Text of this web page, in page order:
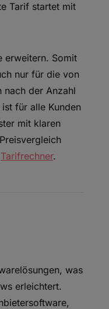
Tarif startet mit
erweitern. Somit
nur für die von
nach der Anzahl
für alle Kunden
mit klaren
Tarifrechner.
was
erleichtert.